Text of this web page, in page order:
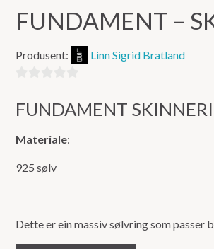
FUNDAMENT –
Produsent: Linn Sigrid Bratland
ut
5
FUNDAMENT
Materiale:
925 sølv
Dette er ein massiv sølvring som passer